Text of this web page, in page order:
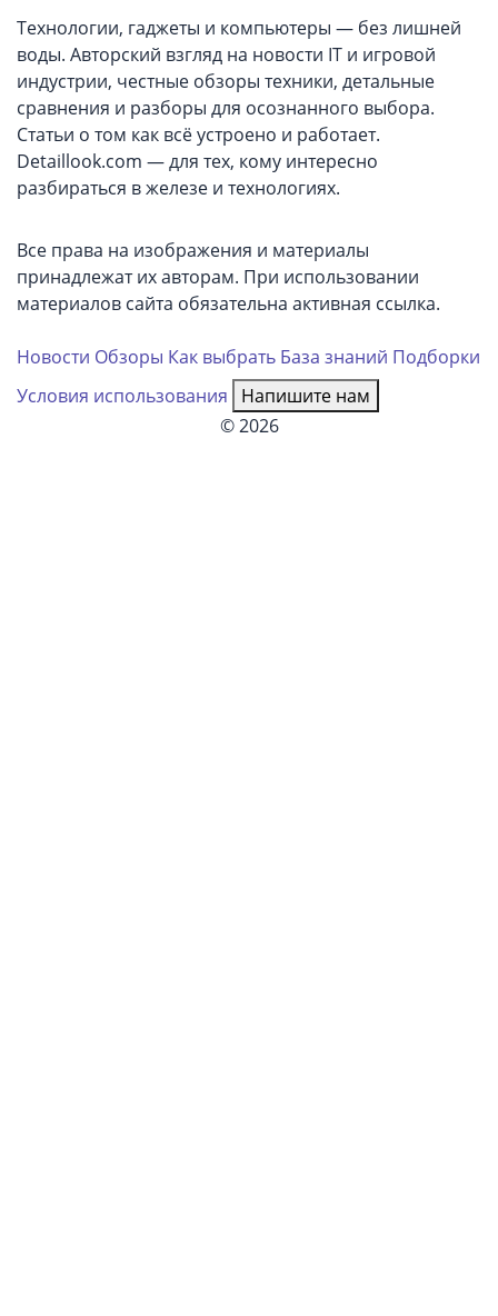
Технологии, гаджеты и компьютеры — без лишней
воды. Авторский взгляд на новости IT и игровой
индустрии, честные обзоры техники, детальные
сравнения и разборы для осознанного выбора.
Статьи о том как всё устроено и работает.
Detaillook.com — для тех, кому интересно
разбираться в железе и технологиях.
Все права на изображения и материалы
принадлежат их авторам. При использовании
материалов сайта обязательна активная ссылка.
Новости Обзоры Как выбрать База знаний Подборки
Условия использования
Напишите нам
© 2026